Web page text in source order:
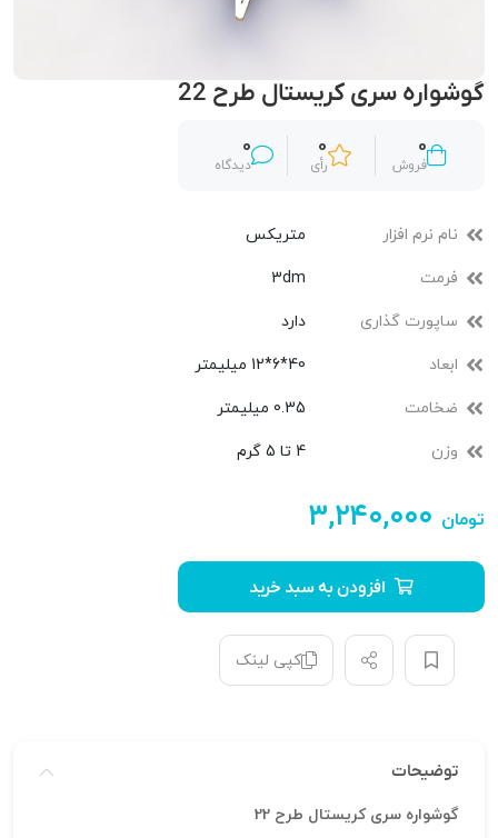
گوشواره سری کریستال طرح 22
0
فروش
0
رأی
0
دیدگاه
نام نرم افزار متریکس
فرمت 3dm
ساپورت گذاری دارد
ابعاد 40*6*12 میلیمتر
ضخامت 0.35 میلیمتر
وزن 4 تا 5 گرم
۳,۲۴۰,۰۰۰ تومان
افزودن به سبد خرید
کپی لینک
توضیحات
گوشواره سری کریستال طرح 22